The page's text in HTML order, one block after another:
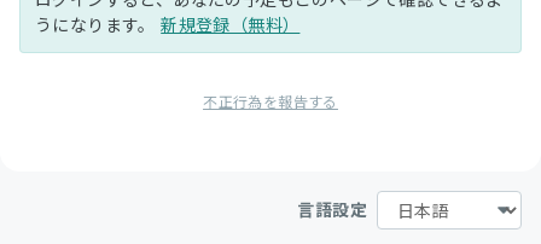
うになります。新規登録（無料）
不正行為を報告する
言語設定